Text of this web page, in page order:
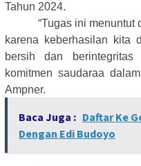
Tahun 2024.
“Tugas ini menuntut
karena keberhasilan kita
bersih dan
komitmen saudaraa
Ampner.
Baca Juga : Daftar Ke
Dengan Edi Budoyo